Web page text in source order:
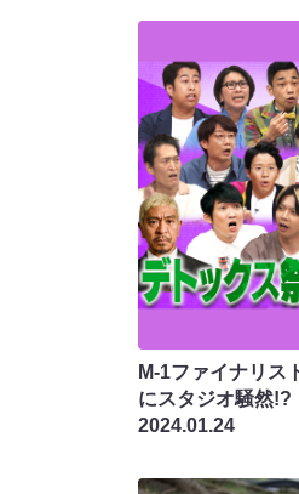
M-1ファイナリス
にスタジオ騒然!?
2024.01.24